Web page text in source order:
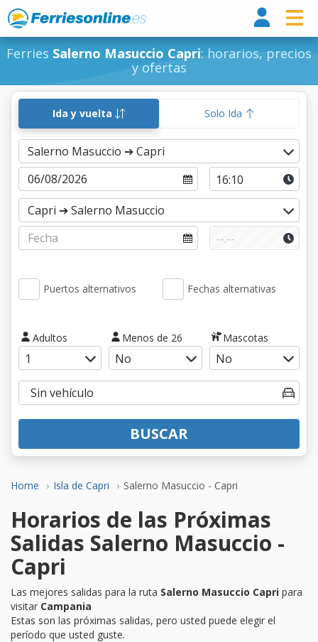
Ferries Salerno Masuccio Capri: horarios, precios
y ofertas
Home Isla de Capri Salerno Masuccio - Capri
Ida y vuelta Solo Ida
Puertos alternativos Fechas alternativas
Adultos Menos de 26 Mascotas
BUSCAR
Horarios de las Próximas
Salidas Salerno Masuccio -
Capri
Las mejores salidas para la ruta Salerno Masuccio Capri para
visitar Campania
Estas son las próximas salidas, pero usted puede elegir el
período que usted guste.